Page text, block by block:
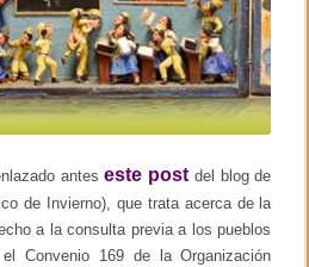
p
e
n
d
i
e
s
f
anteseste post del blog de
de Invierno), que trata acerca de la
a la consulta previa a los pueblos
Convenio 169 de la Organización